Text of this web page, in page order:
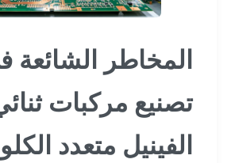
المخاطر الشائعة في
تصنيع مركبات ثنائي
الفينيل متعدد الكلور